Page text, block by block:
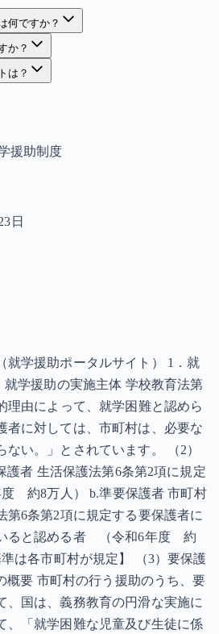
何ですか？
か？
は？
援助制度
日
就学援助ポータルサイト） 1．就
学援助の実施主体 学校教育法第
理由によって、就学困難と認めら
者に対しては、市町村は、必要な
い。」とされています。 （2）
護者 生活保護法第6条第2項に規定
約8万人） b.準要保護者 市町村
第6条第2項に規定する要保護者に
ると認める者 （令和6年度 約
各市町村が規定】 （3）要保護
概要 市町村の行う援助のうち、要
、国は、義務教育の円滑な実施に
、「就学困難な児童及び生徒に係